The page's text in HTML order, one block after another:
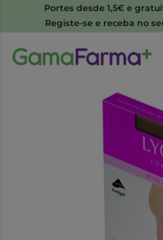
Portes desde 1,5€ e
Registe-se e receba no